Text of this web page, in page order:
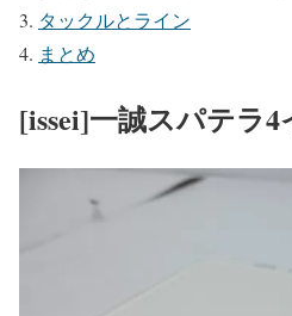
タックルとライン
まとめ
[issei]一誠スパテラ4